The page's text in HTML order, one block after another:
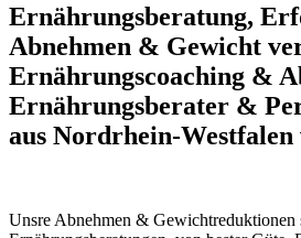
Ernährungsberatung,
Abnehmen & Gewicht
Ernährungscoaching &
Ernährungsberater &
aus Nordrhein-
Unsre Abnehmen & Gewichtreduktionen